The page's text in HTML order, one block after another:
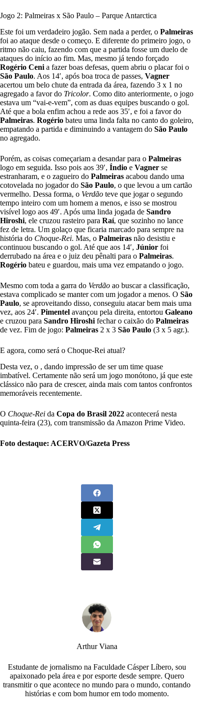
Jogo 2: Palmeiras x São Paulo – Parque Antarctica
Este foi um verdadeiro jogão. Sem nada a perder, o Palmeiras
foi ao ataque desde o começo. E diferente do primeiro jogo, o
ritmo não caiu, fazendo com que a partida fosse um duelo de
ataques do início ao fim. Mas, mesmo já tendo forçado
Rogério Ceni a fazer boas defesas, quem abriu o placar foi o
São Paulo. Aos 14′, após boa troca de passes, Vagner
acertou um belo chute da entrada da área, fazendo 3 x 1 no
agregado a favor do Tricolor. Como dito anteriormente, o jogo
estava um “vai-e-vem”, com as duas equipes buscando o gol.
Até que a bola enfim achou a rede aos 35′, e foi a favor do
Palmeiras. Rogério bateu uma linda falta no canto do goleiro,
empatando a partida e diminuindo a vantagem do São Paulo
no agregado.
Porém, as coisas começariam a desandar para o Palmeiras
logo em seguida. Isso pois aos 39′, Índio e Vagner se
estranharam, e o zagueiro do Palmeiras acabou dando uma
cotovelada no jogador do São Paulo, o que levou a um cartão
vermelho. Dessa forma, o Verdão teve que jogar o segundo
tempo inteiro com um homem a menos, e isso se mostrou
visível logo aos 49′. Após uma linda jogada de Sandro
Hiroshi, ele cruzou rasteiro para Raí, que sozinho no lance
fez de letra. Um golaço que ficaria marcado para sempre na
história do Choque-Rei. Mas, o Palmeiras não desistiu e
continuou buscando o gol. Até que aos 14′, Júnior foi
derrubado na área e o juiz deu pênalti para o Palmeiras.
Rogério bateu e guardou, mais uma vez empatando o jogo.
Mesmo com toda a garra do Verdão ao buscar a classificação,
estava complicado se manter com um jogador a menos. O São
Paulo, se aproveitando disso, conseguiu atacar bem mais uma
vez, aos 24′. Pimentel avançou pela direita, entortou Galeano
e cruzou para Sandro Hiroshi fechar o caixão do Palmeiras
de vez. Fim de jogo: Palmeiras 2 x 3 São Paulo (3 x 5 agr.).
E agora, como será o Choque-Rei atual?
Desta vez, o , dando impressão de ser um time quase
imbatível. Certamente não será um jogo monótono, já que este
clássico não para de crescer, ainda mais com tantos confrontos
memoráveis recentemente.
O Choque-Rei da Copa do Brasil 2022 acontecerá nesta
quinta-feira (23), com transmissão da Amazon Prime Video.
Foto destaque: ACERVO/Gazeta Press
Arthur Viana
Estudante de jornalismo na Faculdade Cásper Líbero, sou
apaixonado pela área e por esporte desde sempre. Quero
transmitir o que acontece no mundo para o mundo, contando
histórias e com bom humor em todo momento.